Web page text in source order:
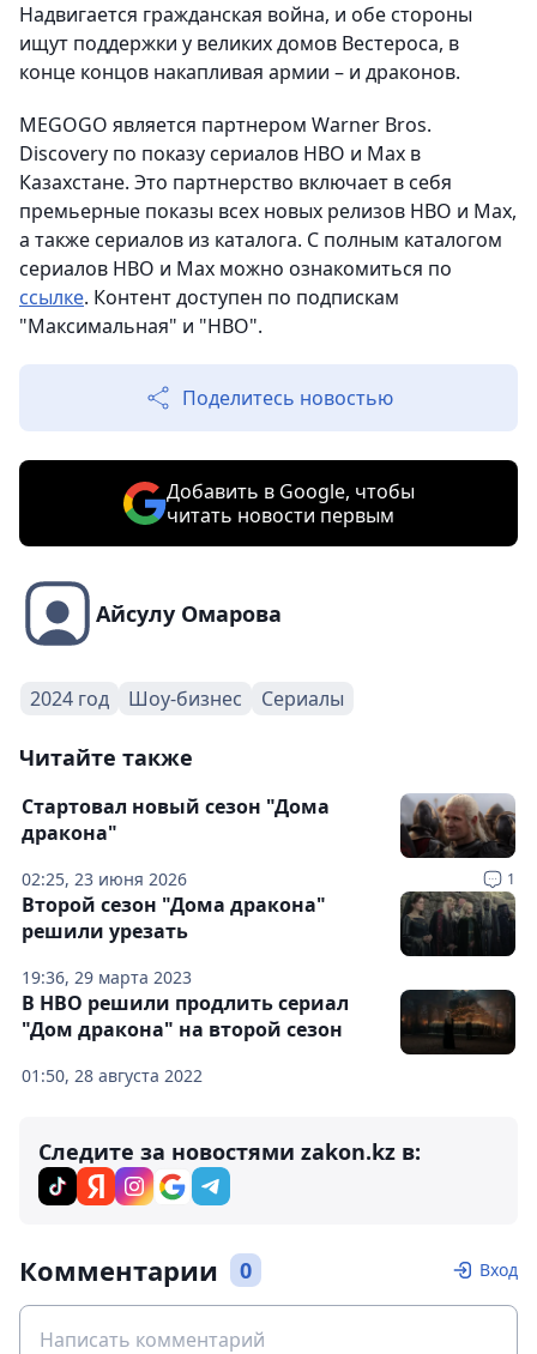
Надвигается гражданская война, и обе стороны
ищут поддержки у великих домов Вестероса, в
конце концов накапливая армии – и драконов.
MEGOGO является партнером Warner Bros.
Discovery по показу сериалов HBO и Max в
Казахстане. Это партнерство включает в себя
премьерные показы всех новых релизов HBO и Max,
а также сериалов из каталога. С полным каталогом
сериалов HBO и Max можно ознакомиться по
ссылке. Контент доступен по подпискам
"Максимальная" и "HBO".
Поделитесь новостью
Добавить в Google, чтобы
читать новости первым
Айсулу Омарова
2024 год Шоу-бизнес Сериалы
Читайте также
02:25, 23 июня 2026 1
Стартовал новый сезон "Дома
дракона"
19:36, 29 марта 2023
Второй сезон "Дома дракона"
решили урезать
01:50, 28 августа 2022
В HBO решили продлить сериал
"Дом дракона" на второй сезон
Следите за новостями zakon.kz в:
Комментарии 0 Вход